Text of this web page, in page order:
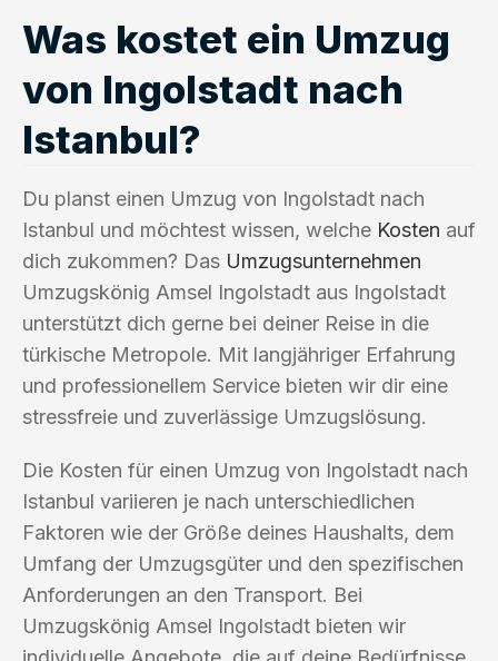
Was kostet ein Umzug
von Ingolstadt nach
Istanbul?
Du planst einen Umzug von Ingolstadt nach
Istanbul und möchtest wissen, welche Kosten auf
dich zukommen? Das Umzugsunternehmen
Umzugskönig Amsel Ingolstadt aus Ingolstadt
unterstützt dich gerne bei deiner Reise in die
türkische Metropole. Mit langjähriger Erfahrung
und professionellem Service bieten wir dir eine
stressfreie und zuverlässige Umzugslösung.
Die Kosten für einen Umzug von Ingolstadt nach
Istanbul variieren je nach unterschiedlichen
Faktoren wie der Größe deines Haushalts, dem
Umfang der Umzugsgüter und den spezifischen
Anforderungen an den Transport. Bei
Umzugskönig Amsel Ingolstadt bieten wir